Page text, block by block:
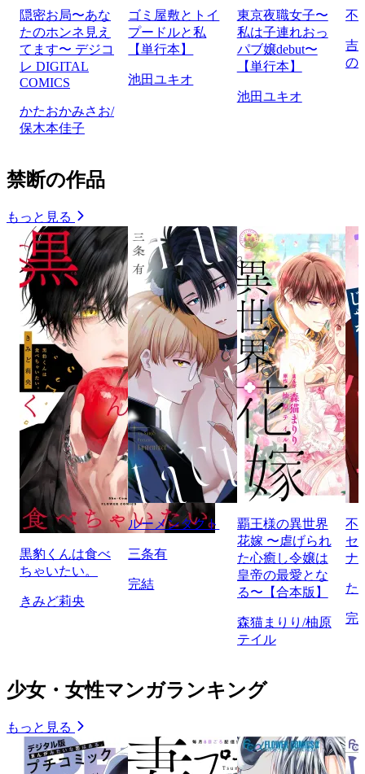
隠密お局〜あな
たのホンネ見え
てます〜 デジコ
レ DIGITAL
COMICS
かたおかみさお/
保木本佳子
ゴミ屋敷とトイ
プードルと私
【単行本】
池田ユキオ
東京夜職女子〜
私は子連れおっ
パブ嬢debut〜
【単行本】
池田ユキオ
不
吉
の
禁断の作品
もっと見る
黒豹くんは食べ
ちゃいたい。
きみど莉央
ルーメンタクト
三条有
完結
覇王様の異世界
花嫁 〜虐げられ
た心癒し令嬢は
皇帝の最愛とな
る〜【合本版】
森猫まりり/柚原
テイル
不
セ
ナ
た
完
少女・女性マンガランキング
もっと見る